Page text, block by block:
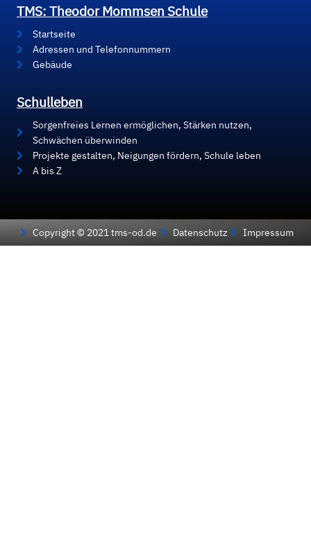
TMS: Theodor Mommsen Schule
Startseite
Adressen und Telefonnummern
Gebäude
Schulleben
Sorgenfreies Lernen ermöglichen, Stärken nutzen,
Schwächen überwinden
Projekte gestalten, Neigungen fördern, Schule leben
A bis Z
Copyright © 2021 tms-od.de Datenschutz Impressum